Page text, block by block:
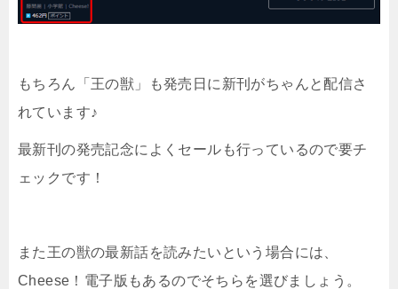
もちろん「王の獣」も発売日に新刊がちゃんと配信さ
れています♪
最新刊の発売記念によくセールも行っているので要チ
ェックです！
また王の獣の最新話を読みたいという場合には、
Cheese！電子版もあるのでそちらを選びましょう。